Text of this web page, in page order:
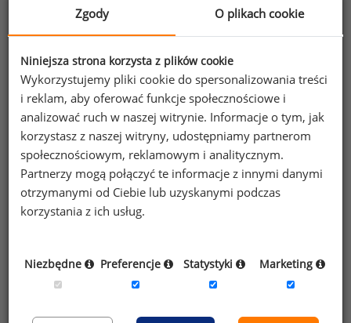
Oświadczam, że zapoznałem/zapoznałam się z
regulaminem.
Wyrażam zgodę na przetwarzanie moich
danych osobowych zawartych w formularzu
przez Sedlak &Sedlak sp. z o.o. sp. k. w celu
Oświadczam, że zapoznałem się z treścią
informacji na temat przetwarzania
Zgody O plikach cookie
Niniejsza strona korzysta z plików cookie
Wykorzystujemy pliki cookie do spersonalizowania treści
i reklam, aby oferować funkcje społecznościowe i
analizować ruch w naszej witrynie. Informacje o tym, jak
korzystasz z naszej witryny, udostępniamy partnerom
społecznościowym, reklamowym i analitycznym.
Partnerzy mogą połączyć te informacje z innymi danymi
otrzymanymi od Ciebie lub uzyskanymi podczas
korzystania z ich usług.
Niezbędne Preferencje Statystyki Marketing